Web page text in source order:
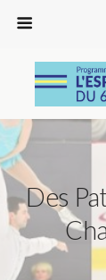
Des